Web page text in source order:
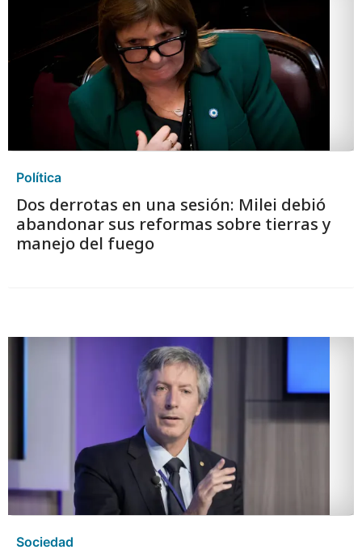
Política
Dos derrotas en una sesión: Milei debió
abandonar sus reformas sobre tierras y
manejo del fuego
Sociedad